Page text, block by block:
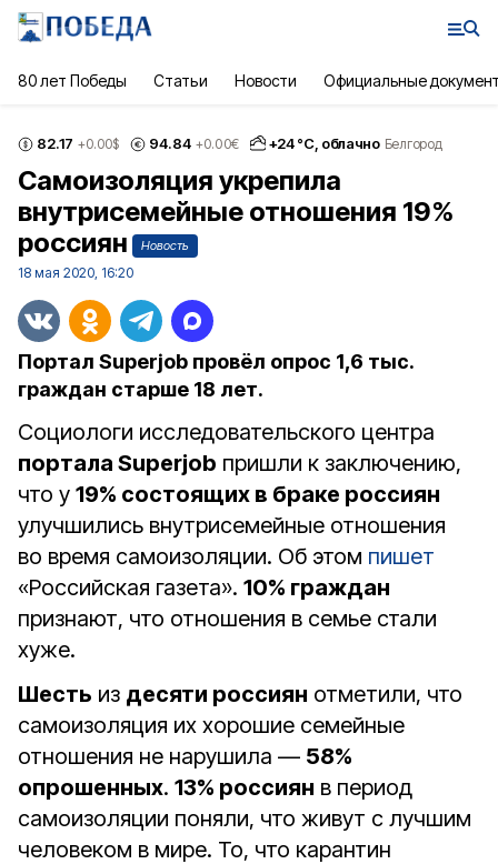
80 лет Победы Статьи Новости Официальные
82.17 +0.00$ 94.84 +0.00€ +24°С, облачно Белгород
Самоизоляция укрепила
внутрисемейные отношения 19%
россиян
Новость
18 мая 2020, 16:20
Портал Superjob провёл опрос 1,6 тыс.
граждан старше 18 лет.
Социологи исследовательского центра
портала Superjob пришли к заключению,
что у 19% состоящих в браке россиян
улучшились внутрисемейные отношения
во время самоизоляции. Об этом пишет
«Российская газета». 10% граждан
признают, что отношения в семье стали
хуже.
Шесть из десяти россиян отметили, что
самоизоляция их хорошие семейные
отношения не нарушила — 58%
опрошенных. 13% россиян в период
самоизоляции поняли, что живут с лучшим
человеком в мире. То, что карантин